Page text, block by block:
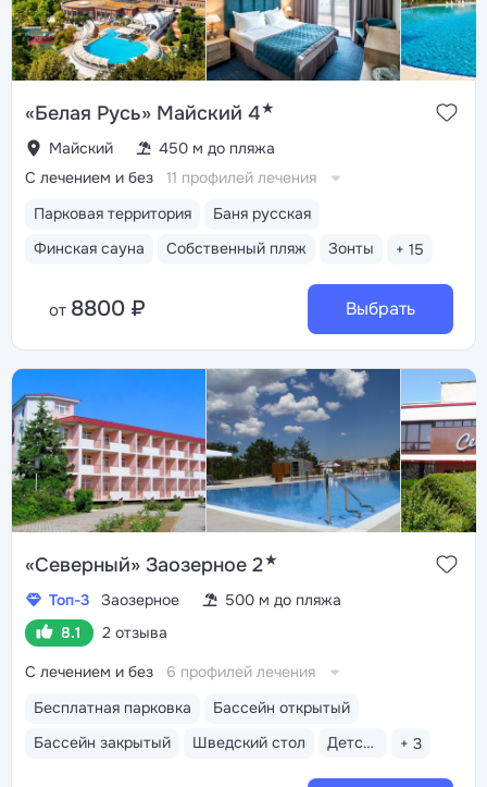
«Белая Русь» Майский 4★
Майский 450 м до пляжа
Парковая территория
Баня русская
Финская сауна
Собственный пляж Зонты + 15
С лечением и без 11 профилей лечения
от 8800 ₽ Выбрать
«Северный» Заозерное 2★
Топ-3 Заозерное
500 м до пляжа
8.1
2 отзыва
Бесплатная парковка
Бассейн открытый
Бассейн закрытый
Шведский стол Детская комната + 3
С лечением и без 6 профилей лечения